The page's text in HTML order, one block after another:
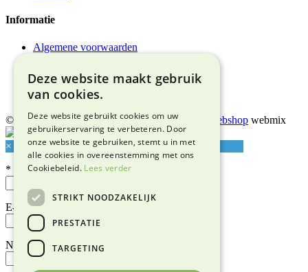
Informatie
Algemene voorwaarden
Bezorgen & afhalen
Retourneren & garantie
Adres & route
© 2026 Snuffelmarkt Lentjheuvel |Maatwerk webshop webmix
×
*
E-mailadres*
Naam
Deze website maakt gebruik
van cookies.
Deze website gebruikt cookies om uw
gebruikerservaring te verbeteren. Door
onze website te gebruiken, stemt u in met
alle cookies in overeenstemming met ons
Cookiebeleid. Lees verder
STRIKT NOODZAKELIJK
PRESTATIE
TARGETING